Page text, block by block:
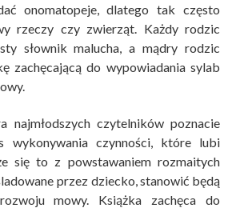
onomatopeje, dlatego tak często
rzeczy czy zwierząt. Każdy rodzic
słownik malucha, a mądry rodzic
zachęcającą do wypowiadania sylab
najmłodszych czytelników poznacie
wykonywania czynności, które lubi
się to z powstawaniem rozmaitych
przez dziecko, stanowić będą
mowy. Książka zachęca do